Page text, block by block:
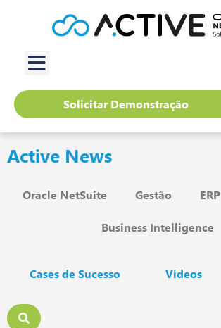
Solicitar Demonstração
Active News
Oracle NetSuite Gestão ERP
Business Intelligence
Cases de Sucesso Vídeos